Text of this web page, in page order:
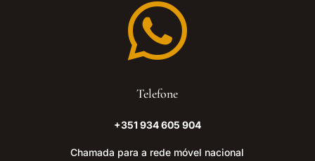

Telefone
+351 934 605 904
Chamada para a rede móvel nacional